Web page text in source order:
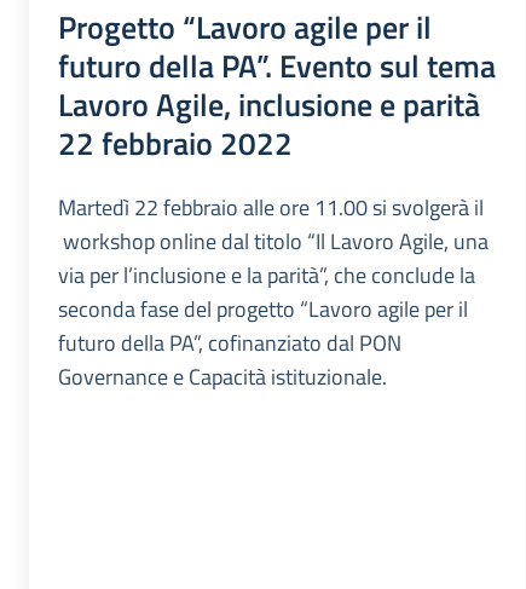
Progetto “Lavoro agile per il
futuro della PA”. Evento sul tema
Lavoro Agile, inclusione e parità
22 febbraio 2022
Martedì 22 febbraio alle ore 11.00 si svolgerà il
workshop online dal titolo “Il Lavoro Agile, una
via per l’inclusione e la parità”, che conclude la
seconda fase del progetto “Lavoro agile per il
futuro della PA”, cofinanziato dal PON
Governance e Capacità istituzionale.